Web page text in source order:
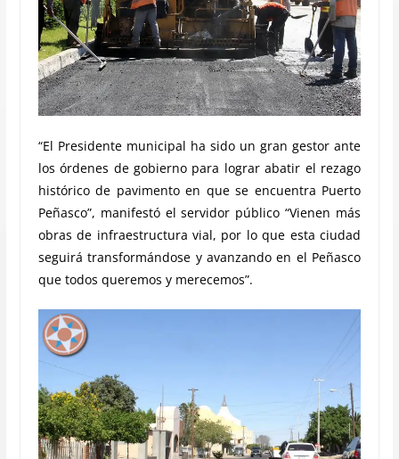
“El Presidente municipal ha sido un gran gestor ante
los órdenes de gobierno para lograr abatir el rezago
histórico de pavimento en que se encuentra Puerto
Peñasco”, manifestó el servidor público “Vienen más
obras de infraestructura vial, por lo que esta ciudad
seguirá transformándose y avanzando en el Peñasco
que todos queremos y merecemos”.